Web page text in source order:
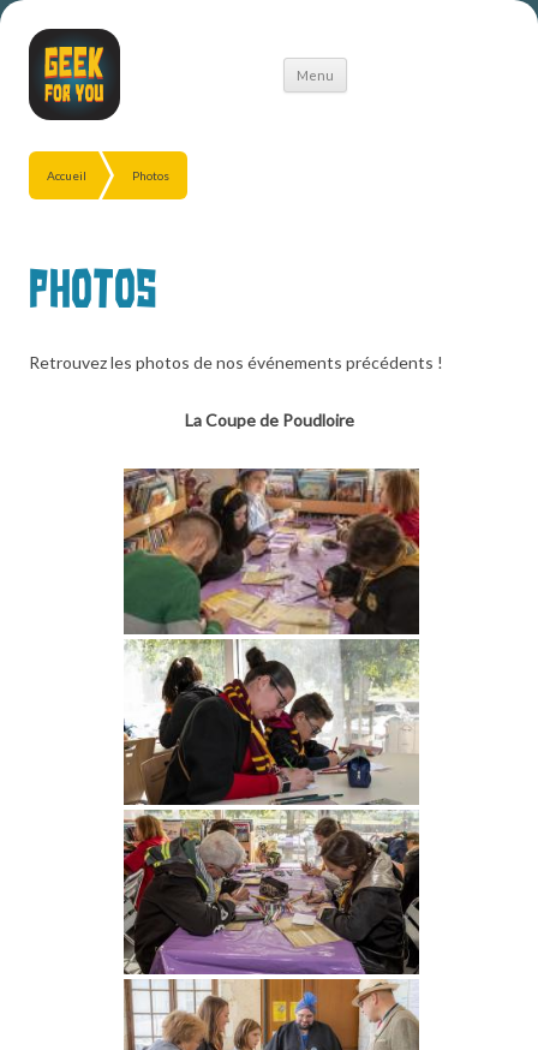
Menu
Aller
Accueil Photos
Photos
Retrouvez les photos de nos événements précédents !
La Coupe de Poudloire